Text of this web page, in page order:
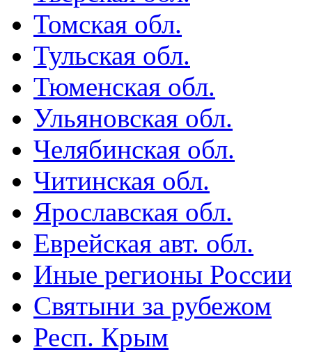
Томская обл.
Тульская обл.
Тюменская обл.
Ульяновская обл.
Челябинская обл.
Читинская обл.
Ярославская обл.
Еврейская авт. обл.
Иные регионы России
Святыни за рубежом
Респ. Крым